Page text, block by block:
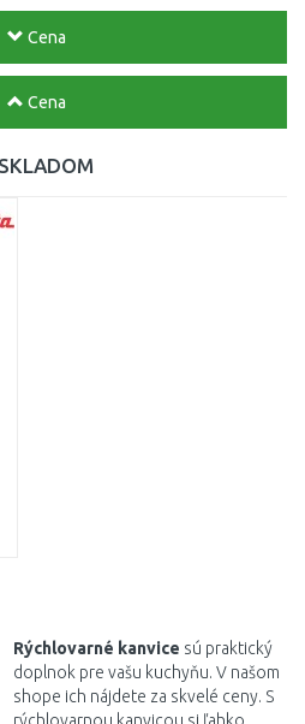
Cena
Cena
SKLADOM
Rýchlovarné kanvice sú praktický
doplnok pre vašu kuchyňu. V našom
shope ich nájdete za skvelé ceny. S